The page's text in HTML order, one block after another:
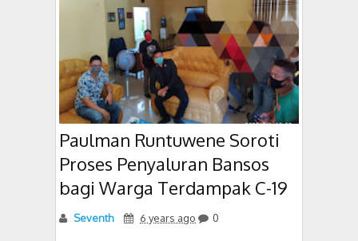
Paulman Runtuwene Soroti
Proses Penyaluran Bansos
bagi Warga Terdampak C-19
Seventh 6 years ago 0